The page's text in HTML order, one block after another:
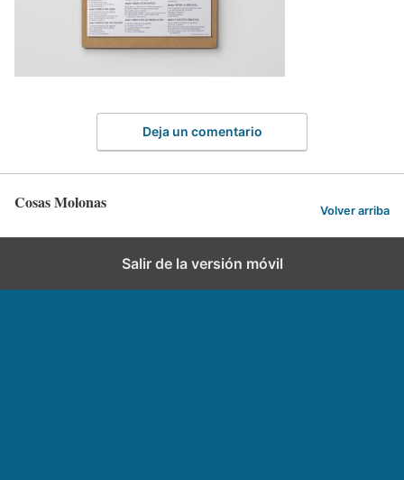
Deja un comentario
Cosas Molonas Volver arriba
Salir de la versión móvil